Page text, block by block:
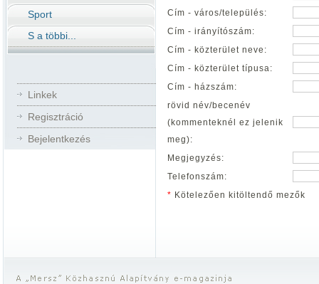
Sport
S a többi...
Linkek
Regisztráció
Bejelentkezés
Cím - város/település:
Cím - irányítószám:
Cím - közterület neve:
Cím - közterület típusa:
Cím - házszám:
rövid név/becenév
(kommenteknél ez jelenik
meg):
Megjegyzés:
Telefonszám:
* Kötelezően kitöltendő mezők